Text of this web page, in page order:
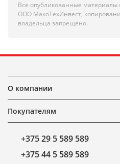
Все опубликованные материалы
ООО МакоТехИнвест,
владельца запрещено.
О компании
Покупателям
+375 29 5 589 589
+375 44 5 589 589